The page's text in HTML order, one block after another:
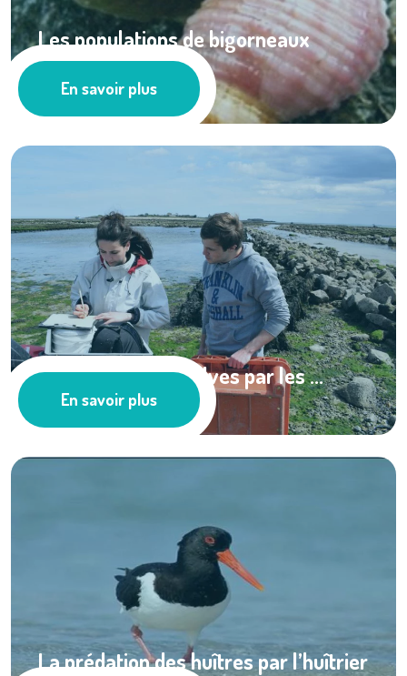
Les populations de bigorneaux
perceurs, ...
Pêche
En savoir plus
Prédation des bivalves par les ...
Les actus
En savoir plus
La prédation des huîtres par l’huîtrier